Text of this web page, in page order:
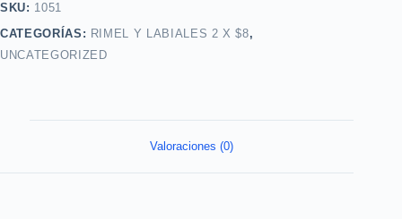
SKU: 1051
CATEGORÍAS: RIMEL Y LABIALES 2 X $8,
UNCATEGORIZED
Valoraciones (0)